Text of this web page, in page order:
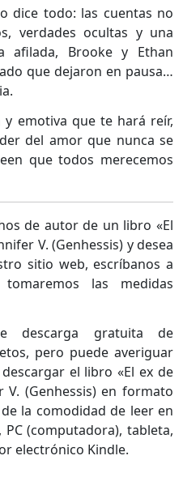
dice todo: las cuentas no
verdades ocultas y una
afilada, Brooke y Ethan
que dejaron en pausa…
emotiva que te hará reír,
del amor que nunca se
que todos merecemos
de autor de un libro «El
V. (Genhessis) y desea
sitio web, escríbanos a
tomaremos las medidas
descarga gratuita de
pero puede averiguar
el libro «El ex de
V. (Genhessis) en formato
la comodidad de leer en
(computadora), tableta,
electrónico Kindle.